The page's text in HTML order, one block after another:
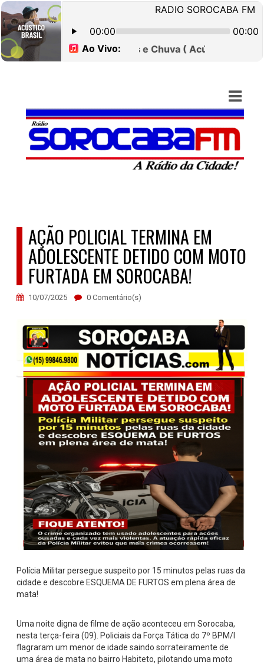
AÇÃO POLICIAL TERMINA EM
ADOLESCENTE DETIDO COM MOTO
FURTADA EM SOROCABA!
10/07/2025 0 Comentário(s)
Polícia Militar persegue suspeito por 15 minutos pelas ruas da
cidade e descobre ESQUEMA DE FURTOS em plena área de
mata!
Uma noite digna de filme de ação aconteceu em Sorocaba,
nesta terça-feira (09). Policiais da Força Tática do 7º BPM/I
flagraram um menor de idade saindo sorrateiramente de
uma área de mata no bairro Habiteto, pilotando uma moto